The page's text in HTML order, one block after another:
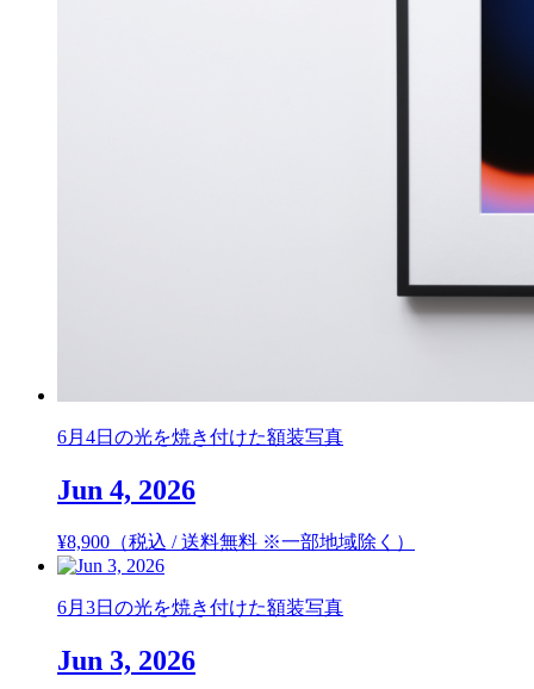
6月4日の光を焼き付けた額装写真
Jun 4, 2026
¥8,900 （税込 / 送料無料 ※一部地域除く）
6月3日の光を焼き付けた額装写真
Jun 3, 2026